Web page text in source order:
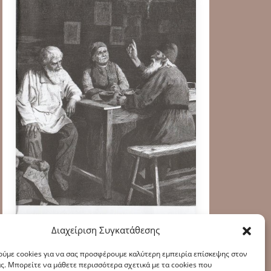
Διαχείριση Συγκατάθεσης
cookies για να σας προσφέρουμε καλύτερη εμπειρία επίσκεψης στον
Μπορείτε να μάθετε περισσότερα σχετικά με τα cookies που